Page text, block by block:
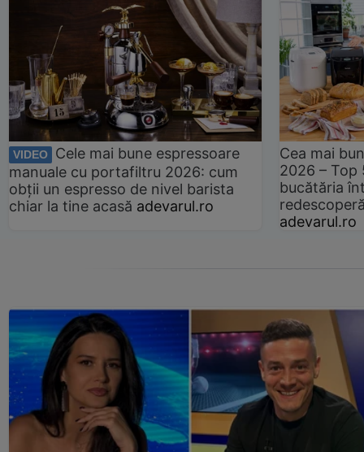
VIDEO
Cele mai bune espressoare
manuale cu portafiltru 2026: cum
obții un espresso de nivel barista
chiar la tine acasă adevarul.ro
Cea mai
2026 –
bucătăria
adevarul.ro